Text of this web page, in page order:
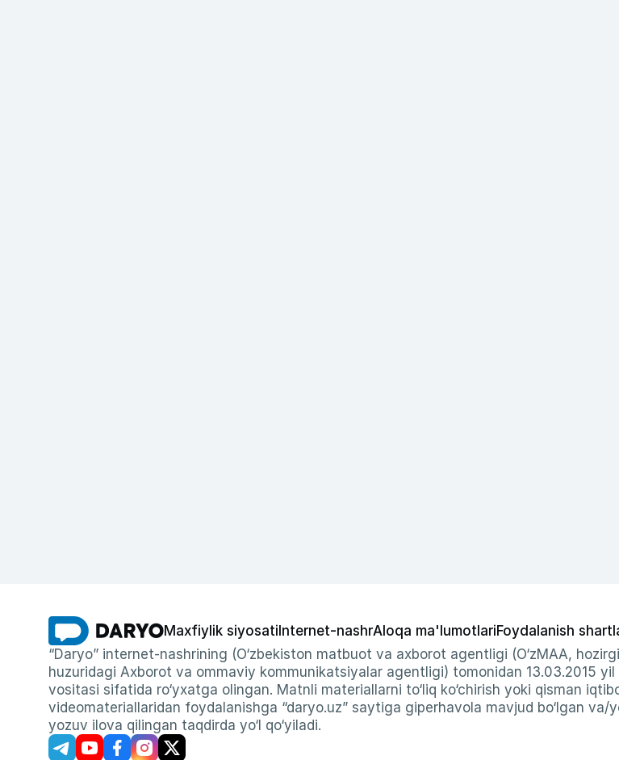
Maxfiylik siyosati Internet-nashrAloqa ma'lumotlariFoydalanish
“Daryo” internet-nashrining (O‘zbekiston matbuot va axborot agentligi (O‘zMAA,
huzuridagi Axborot va ommaviy kommunikatsiyalar agentligi) tomonidan 13.03.2015
vositasi sifatida ro‘yxatga olingan. Matnli materiallarni to‘liq ko‘chirish yoki qisman
videomateriallaridan foydalanishga “daryo.uz” saytiga giperhavola mavjud bo‘lgan
yozuv ilova qilingan taqdirda yo‘l qo‘yiladi.